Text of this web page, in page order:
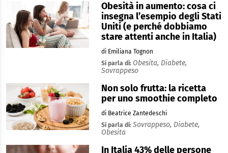
Obesità in aumento: cosa ci
insegna l’esempio degli Stati
Uniti (e perché dobbiamo
stare attenti anche in Italia)
di Emiliana Tognon
Si parla di: Obesita, Diabete,
Sovrappeso
Non solo frutta: la ricetta
per uno smoothie completo
di Beatrice Zantedeschi
Si parla di: Sovrappeso, Diabete,
Obesita
In Italia 43% delle persone